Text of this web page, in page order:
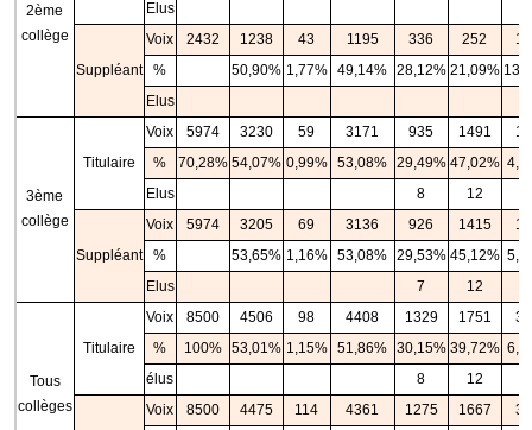
2ème
collège
Elus
Suppléant
Voix 2432 1238 43 1195 336 252
%
50,90% 1,77% 49,14% 28,12% 21,09%
Elus
3ème
collège
Titulaire
Voix 5974 3230 59 3171 935 1491
%
70,28% 54,07% 0,99% 53,08% 29,49% 47,02%
Elus
8 12
Suppléant
Voix 5974 3205 69 3136 926 1415
%
53,65% 1,16% 53,08% 29,53% 45,12%
Elus
7 12
Tous
collèges
Titulaire
Voix 8500 4506 98 4408 1329 1751
%
100% 53,01% 1,15% 51,86% 30,15% 39,72%
élus
8 12
Voix 8500 4475 114 4361 1275 1667